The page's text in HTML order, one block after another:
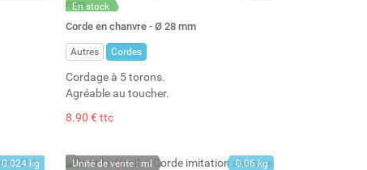
En stock
Stock : 15
Corde en chanvre - Ø 28 mm
Autres Cordes
Cordage à 5 torons.
Agréable au toucher.
8.90 € ttc
0.024 kg
Unité de vente : ml
0.06 kg